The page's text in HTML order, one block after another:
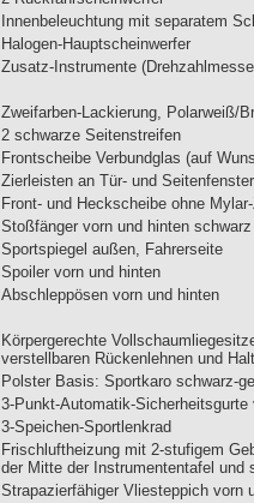
Innenbeleuchtung mit separatem
Halogen-Hauptscheinwerfer
Zusatz-Instrumente
Zweifarben-Lackierung, Polarweiß/
2 schwarze Seitenstreifen
Frontscheibe Verbundglas (auf
Zierleisten an Tür- und
Front- und Heckscheibe ohne
Stoßfänger vorn und hinten
Sportspiegel außen, Fahrerseite
Spoiler vorn und hinten
Abschleppösen vorn und hinten
Körpergerechte
verstellbaren Rückenlehnen und
Polster Basis: Sportkaro schwarz-
3-Punkt-Automatik-Sicherheitsgurte
3-Speichen-Sportlenkrad
Frischluftheizung mit 2-stufigem
der Mitte der Instrumententafel und
Strapazierfähiger Vliesteppich vorn